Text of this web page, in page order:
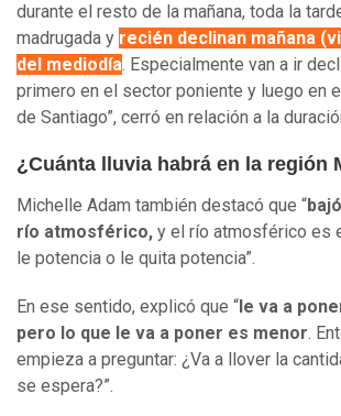
durante el resto de la mañana, toda la
madrugada y recién declinan mañana
del mediodía. Especialmente van a ir
primero en el sector poniente y luego en
de Santiago”, cerró en relación a la
¿Cuánta lluvia habrá en la región
Michelle Adam también destacó que “
río atmosférico, y el río atmosférico es
le potencia o le quita potencia”.
En ese sentido, explicó que “ le va a
pero lo que le va a poner es menor.
empieza a preguntar: ¿Va a llover la
se espera?”.